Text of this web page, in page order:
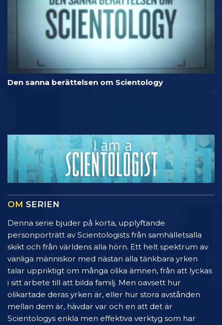
Den sanna berättelsen om Scientology
OM SERIEN
Denna serie bjuder på korta, upplyftande
personporträtt av Scientologists från samhälletsalla
skikt och från världens alla hörn. Ett helt spektrum av
vanliga människor med nästan alla tänkbara yrken
talar uppriktigt om många olika ämnen, från att lyckas
i sitt arbete till att bilda familj. Men oavsett hur
olikartade deras yrken är, eller hur stora avstånden
mellan dem är, hävdar var och en att det är
Scientologys enkla men effektiva verktyg som har